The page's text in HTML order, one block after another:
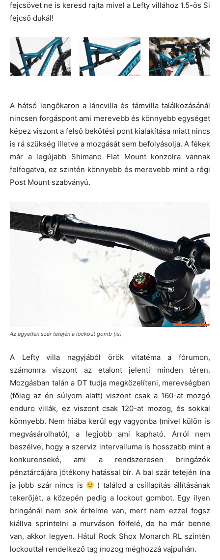
fejcsövet ne is keresd rajta mivel a Lefty villához 1.5-ös Si
fejcső dukál!
A hátsó lengőkaron a láncvilla és támvilla találkozásánál
nincsen forgáspont ami merevebb és könnyebb egységet
képez viszont a felső bekötési pont kialakítása miatt nincs
is rá szükség illetve a mozgását sem befolyásolja. A fékek
már a legújabb Shimano Flat Mount konzolra vannak
felfogatva, ez szintén könnyebb és merevebb mint a régi
Post Mount szabványú.
Az egyetlen szár tetején a lockout gomb (is)
A Lefty villa nagyjából örök vitatéma a fórumon,
számomra viszont az etalont jelenti minden téren.
Mozgásban talán a DT tudja megközelíteni, merevségben
(főleg az én súlyom alatt) viszont csak a 160-at mozgó
enduro villák, ez viszont csak 120-at mozog, és sokkal
könnyebb. Nem hiába kerül egy vagyonba (mivel külön is
megvásárolható), a legjobb ami kapható. Arról nem
beszélve, hogy a szerviz intervalluma is hosszabb mint a
konkurenseké, ami a rendszeresen bringázók
pénztárcájára jótékony hatással bír. A bal szár tetején (na
ja jobb szár nincs is
) találod a csillapítás állításának
tekerőjét, a közepén pedig a lockout gombot. Egy ilyen
bringánál nem sok értelme van, mert nem ezzel fogsz
kiállva sprintelni a murváson fölfelé, de ha már benne
van, akkor legyen. Hátul Rock Shox Monarch RL szintén
lockouttal rendelkező tag mozog méghozzá vajpuhán.